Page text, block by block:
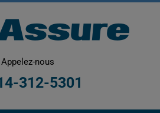
Appelez-nous
312-5301